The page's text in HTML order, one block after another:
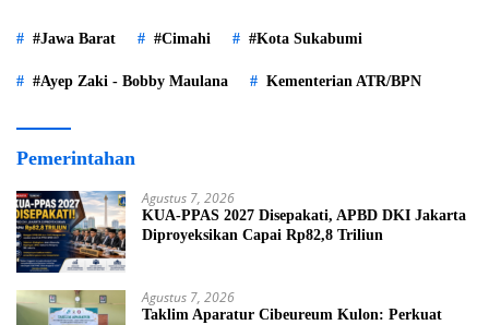
#Jawa Barat #Cimahi #Kota Sukabumi
#Ayep Zaki - Bobby Maulana Kementerian ATR/BPN
Pemerintahan
Agustus 7, 2026
KUA-PPAS 2027 Disepakati, APBD DKI Jakarta
Diproyeksikan Capai Rp82,8 Triliun
Agustus 7, 2026
Taklim Aparatur Cibeureum Kulon: Perkuat